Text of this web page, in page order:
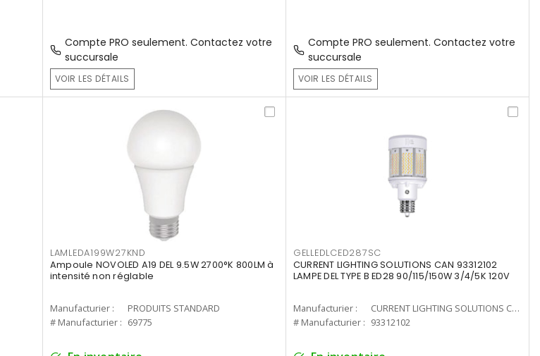
Compte PRO seulement. Contactez votre
succursale
VOIR LES DÉTAILS
Compte PRO seulement. Contactez votre
succursale
VOIR LES DÉTAILS
LAMLEDA199W27KND
Ampoule NOVOLED A19 DEL 9.5W 2700°K 800LM à
intensité non réglable
Manufacturier :
PRODUITS STANDARD
# Manufacturier : 69775
GELLEDLCED287SC
CURRENT LIGHTING SOLUTIONS CAN 93312102
LAMPE DEL TYPE B ED28 90/115/150W 3/4/5K 120V
Manufacturier :
CURRENT LIGHTING SOLUTIONS CAN
# Manufacturier : 93312102